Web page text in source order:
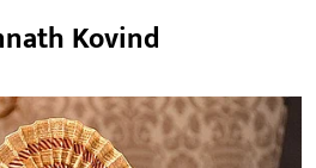
Kovind